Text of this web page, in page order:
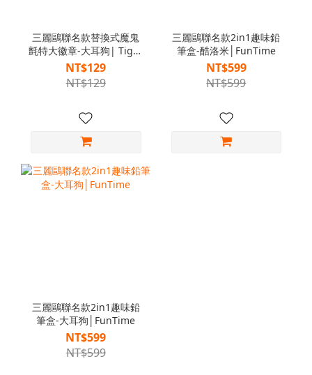
三麗鷗聯名款替換式魔鬼
氈特大徽章-大耳狗| Tiger
Family
NT$129
NT$129
三麗鷗聯名款2in1趣味鉛
筆盒-酷洛米│FunTime
NT$599
NT$599
三麗鷗聯名款2in1趣味鉛
筆盒-大耳狗│FunTime
NT$599
NT$599